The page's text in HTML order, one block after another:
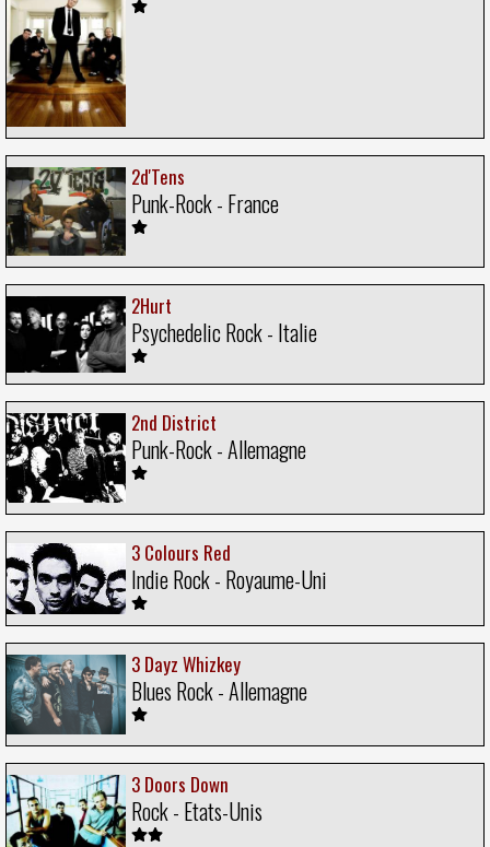
2d'Tens
Punk-Rock - France
2Hurt
Psychedelic Rock - Italie
2nd District
Punk-Rock - Allemagne
3 Colours Red
Indie Rock - Royaume-Uni
3 Dayz Whizkey
Blues Rock - Allemagne
3 Doors Down
Rock - Etats-Unis